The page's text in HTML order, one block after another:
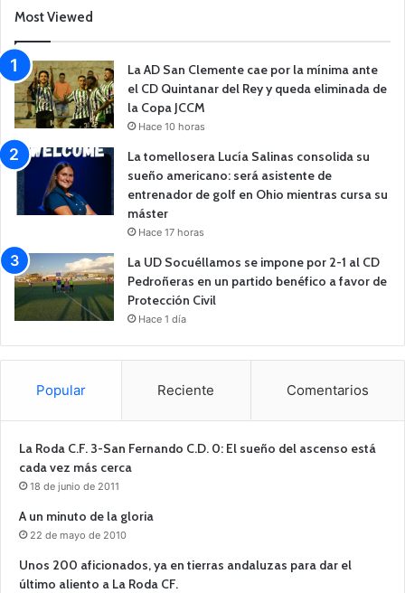
Most Viewed
La AD San Clemente cae por la mínima ante
el CD Quintanar del Rey y queda eliminada de
la Copa JCCM
Hace 10 horas
La tomellosera Lucía Salinas consolida su
sueño americano: será asistente de
entrenador de golf en Ohio mientras cursa su
máster
Hace 17 horas
La UD Socuéllamos se impone por 2-1 al CD
Pedroñeras en un partido benéfico a favor de
Protección Civil
Hace 1 día
Popular Reciente Comentarios
La Roda C.F. 3-San Fernando C.D. 0: El sueño del ascenso está
cada vez más cerca
18 de junio de 2011
A un minuto de la gloria
22 de mayo de 2010
Unos 200 aficionados, ya en tierras andaluzas para dar el
último aliento a La Roda CF.